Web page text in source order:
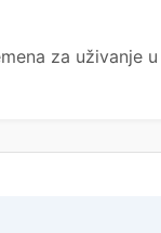
za uživanje u